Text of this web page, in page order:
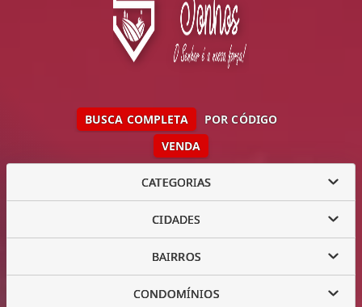
VENDA
BUSCA COMPLETA POR CÓDIGO
CATEGORIAS
CIDADES
BAIRROS
CONDOMÍNIOS